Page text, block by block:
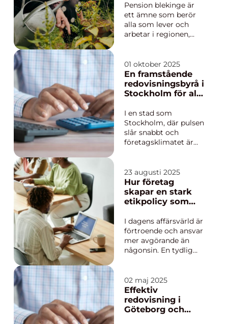
Pension blekinge är
ett ämne som berör
alla som lever och
arbetar i regionen,
eller närmar sig sista
arbetsåren. Pensionen
är den framtida
inkomst som ska
lönen från jobbet
slutar komma in va...
01 oktober 2025
En framstående
redovisningsbyrå i
Stockholm för alla
behov
I en stad som
Stockholm, där pulsen
slår snabbt och
företagsklimatet är
ekonomisk
vägledning en viktig
roll för både små och
stora företag. En
23 augusti 2025
Hur företag
skapar en stark
etikpolicy som
I dagens affärsvärld är
förtroende och ansvar
mer avgörande än
någonsin. En tydlig
företag att definiera
värderingar, sätta
riktlinjer för beteende
oc...
02 maj 2025
Effektiv
redovisning i
Göteborg och